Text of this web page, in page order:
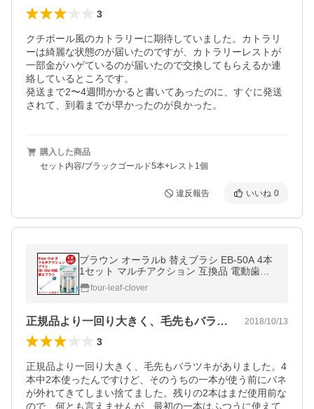
3
クチポール風のカトラリーに期待していました。カトラリ
ーは綺麗な状態のが届いたのですが、カトラリーレストが
一部金がハゲているのが届いたので交換してもらえるか連
絡しているところです。
発送まで2〜4週間かかると書いてあったのに、すぐに発送
されて、到着までが早かったのが良かった。
購入した商品
セット内容/ブラックゴールド5本+レスト1個
違反報告 いいね 0
ブラウン オーラルb 替えブラシ EB-50A 4本
1セット マルチアクション 互換品 電動歯ブ
ラシfour-leaf-clover
正規品より一回り大きく、毛先もバラツキ… 2018/10/13
3
正規品より一回り大きく、毛先もバラツキがありました。4
本中2本使ったんですけど、そのうちの一本が使う前にバネ
が外れてきてしまい捨てました。残りの2本はまだ使用前な
ので、何とも言えませんが、最初の一本はふつうに使えて